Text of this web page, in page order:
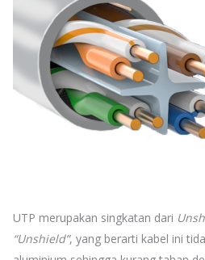
UTP merupakan singkatan dari
“Unshield”, yang berarti kabel ini